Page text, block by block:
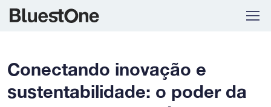
Skip to navigation
Skip to content
Conectando inovação e
sustentabilidade: o poder da